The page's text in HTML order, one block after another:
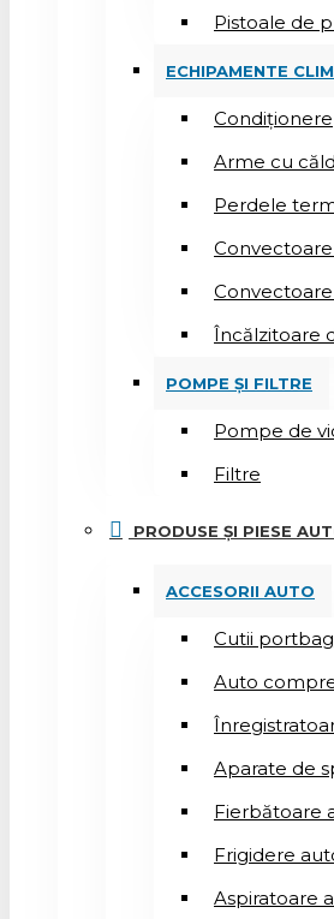
Pistoale de
ECHIPAMENTE
Condiționere
Arme cu
Perdele
Încălzitoare
POMPE ȘI FILTRE
Pompe de
Filtre
PRODUSE ȘI PIESE
ACCESORII AUTO
Cutii
Auto
Aparate de
Fierbătoare
Frigidere
Aspiratoare